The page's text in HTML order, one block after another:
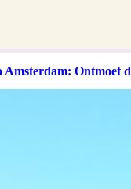
Amsterdam: Ontmoet